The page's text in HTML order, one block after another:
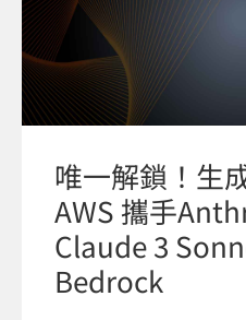
唯一解鎖！生
AWS 攜手
Claude 3
Bedrock